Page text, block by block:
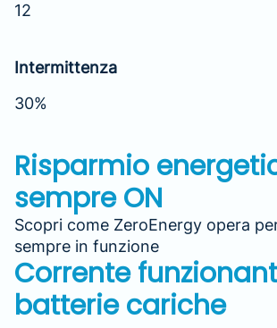
12
Intermittenza
30%
Risparmio
sempre ON
Scopri come ZeroEnergy opera
sempre in funzione
Corrente
batterie cariche